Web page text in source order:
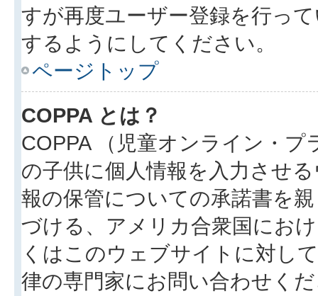
すが再度ユーザー登録を行っ
するようにしてください。
ページトップ
COPPA とは？
COPPA （児童オンライン・
の子供に個人情報を入力させ
報の保管についての承諾書を
づける、アメリカ合衆国にお
くはこのウェブサイトに対し
律の専門家にお問い合わせく